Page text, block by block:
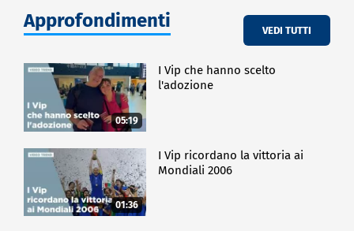
Approfondimenti VEDI TUTTI
05:19
I Vip che hanno scelto
l'adozione
01:36
I Vip ricordano la vittoria ai
Mondiali 2006